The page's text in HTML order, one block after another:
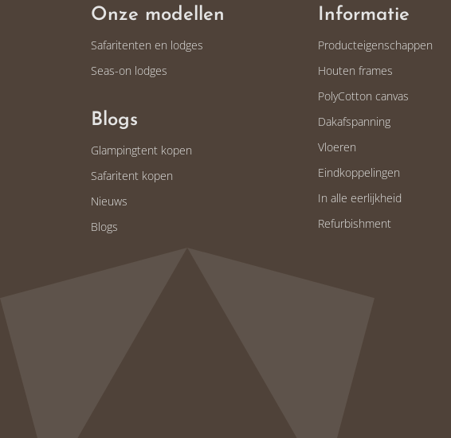
Onze modellen
Safaritenten en lodges
Seas-on lodges
Blogs
Glampingtent kopen
Safaritent kopen
Nieuws
Blogs
Informatie
Producteigenschappen
Houten frames
PolyCotton canvas
Dakafspanning
Vloeren
Eindkoppelingen
In alle eerlijkheid
Refurbishment